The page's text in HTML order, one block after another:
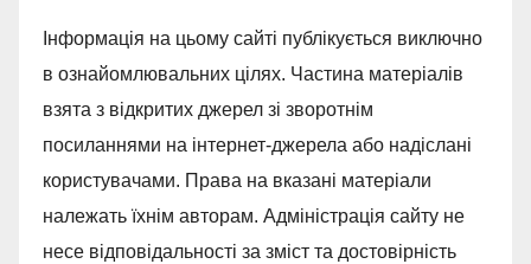
Інформація на цьому сайті публікується виключно
в ознайомлювальних цілях. Частина матеріалів
взята з відкритих джерел зі зворотнім
посиланнями на інтернет-джерела або надіслані
користувачами. Права на вказані матеріали
належать їхнім авторам. Адміністрація сайту не
несе відповідальності за зміст та достовірність